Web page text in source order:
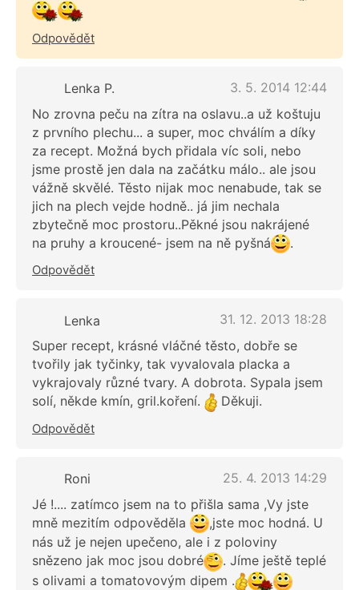
Odpovědět
Lenka P.
3. 5. 2014 12:44
No zrovna peču na zítra na oslavu..a už koštuju
z prvního plechu... a super, moc chválím a díky
za recept. Možná bych přidala víc soli, nebo
jsme prostě jen dala na začátku málo.. ale jsou
vážně skvělé. Těsto nijak moc nenabude, tak se
jich na plech vejde hodně.. já jim nechala
zbytečně moc prostoru..Pěkné jsou nakrájené
na pruhy a kroucené- jsem na ně pyšná
.
Odpovědět
Lenka
31. 12. 2013 18:28
Super recept, krásné vláčné těsto, dobře se
tvořily jak tyčinky, tak vyvalovala placka a
vykrajovaly různé tvary. A dobrota. Sypala jsem
solí, někde kmín, gril.koření.
Děkuji.
Odpovědět
Roni
25. 4. 2013 14:29
Jé !.... zatímco jsem na to přišla sama ,Vy jste
mně mezitím odpověděla
,jste moc hodná. U
nás už je nejen upečeno, ale i z poloviny
snězeno jak moc jsou dobré
. Jíme ještě teplé
s olivami a tomatovovým dipem .